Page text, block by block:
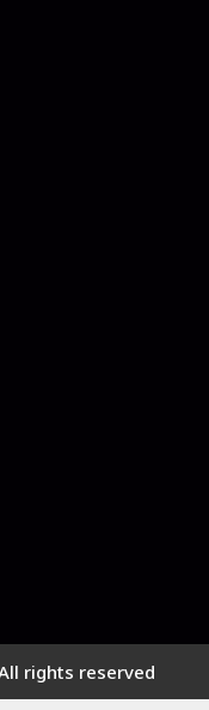
rights reserved